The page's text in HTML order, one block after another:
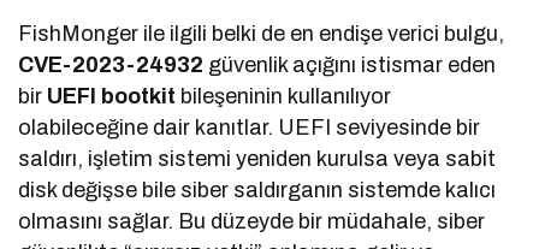
FishMonger ile ilgili belki de en endişe verici bulgu,
CVE-2023-24932 güvenlik açığını istismar eden
bir UEFI bootkit bileşeninin kullanılıyor
olabileceğine dair kanıtlar. UEFI seviyesinde bir
saldırı, işletim sistemi yeniden kurulsa veya sabit
disk değişse bile siber saldırganın sistemde kalıcı
olmasını sağlar. Bu düzeyde bir müdahale, siber